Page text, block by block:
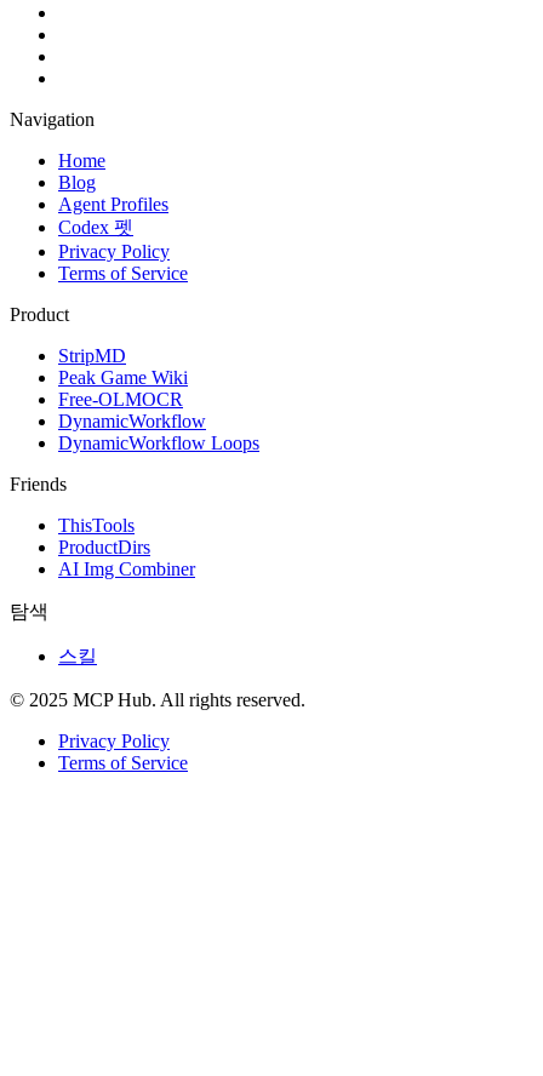
Navigation
Home
Blog
Agent Profiles
Codex 펫
Privacy Policy
Terms of Service
Product
StripMD
Peak Game Wiki
Free-OLMOCR
DynamicWorkflow
DynamicWorkflow Loops
Friends
ThisTools
ProductDirs
AI Img Combiner
탐색
스킬
© 2025 MCP Hub. All rights reserved.
Privacy Policy
Terms of Service